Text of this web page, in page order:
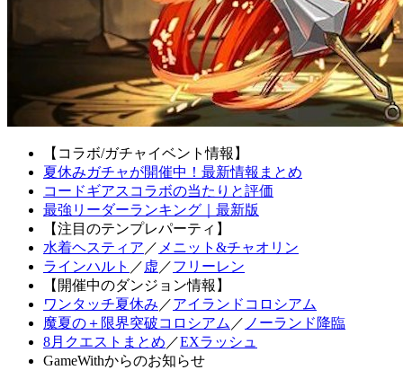
【コラボ/ガチャイベント情報】
夏休みガチャが開催中！最新情報まとめ
コードギアスコラボの当たりと評価
最強リーダーランキング｜最新版
【注目のテンプレパーティ】
水着ヘスティア ／ メニット&チャオリン
ラインハルト ／ 虚 ／フリーレン
【開催中のダンジョン情報】
ワンタッチ夏休み ／アイランドコロシアム
魔夏の＋限界突破コロシアム ／ ノーランド降臨
8月クエストまとめ ／EXラッシュ
GameWithからのお知らせ